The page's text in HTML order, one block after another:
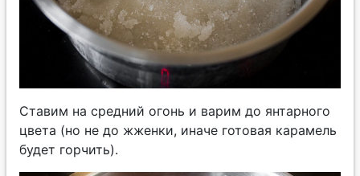
Ставим на средний огонь и варим до янтарного
цвета (но не до жженки, иначе готовая карамель
будет горчить).